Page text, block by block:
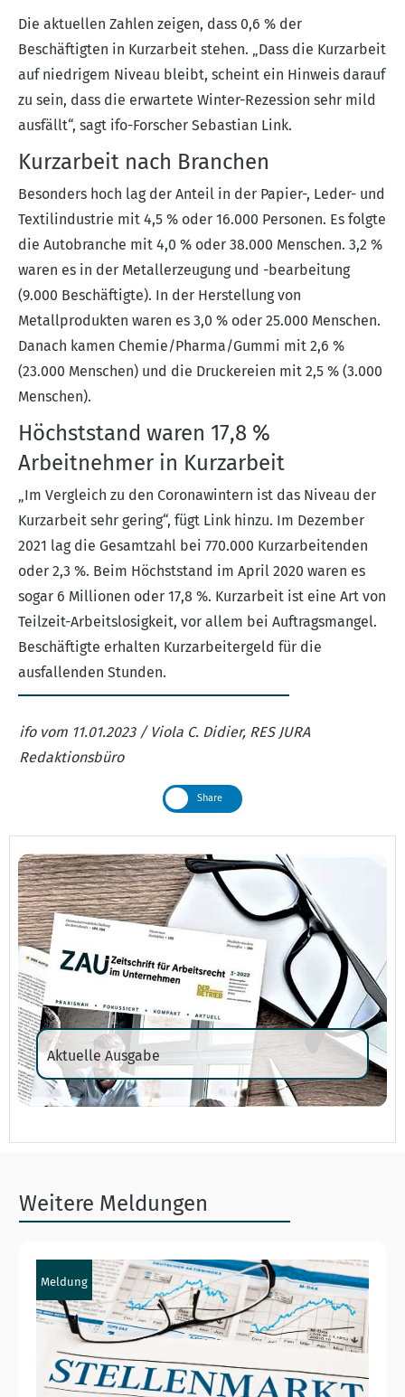
Die aktuellen Zahlen zeigen, dass 0,6 % der
Beschäftigten in Kurzarbeit stehen. „Dass die Kurzarbeit
auf niedrigem Niveau bleibt, scheint ein Hinweis darauf
zu sein, dass die erwartete Winter-Rezession sehr mild
ausfällt“, sagt ifo-Forscher Sebastian Link.
Kurzarbeit nach Branchen
Besonders hoch lag der Anteil in der Papier-, Leder- und
Textilindustrie mit 4,5 % oder 16.000 Personen. Es folgte
die Autobranche mit 4,0 % oder 38.000 Menschen. 3,2 %
waren es in der Metallerzeugung und -bearbeitung
(9.000 Beschäftigte). In der Herstellung von
Metallprodukten waren es 3,0 % oder 25.000 Menschen.
Danach kamen Chemie/Pharma/Gummi mit 2,6 %
(23.000 Menschen) und die Druckereien mit 2,5 % (3.000
Menschen).
Höchststand waren 17,8 %
Arbeitnehmer in Kurzarbeit
„Im Vergleich zu den Coronawintern ist das Niveau der
Kurzarbeit sehr gering“, fügt Link hinzu. Im Dezember
2021 lag die Gesamtzahl bei 770.000 Kurzarbeitenden
oder 2,3 %. Beim Höchststand im April 2020 waren es
sogar 6 Millionen oder 17,8 %. Kurzarbeit ist eine Art von
Teilzeit-Arbeitslosigkeit, vor allem bei Auftragsmangel.
Beschäftigte erhalten Kurzarbeitergeld für die
ausfallenden Stunden.
ifo vom 11.01.2023 / Viola C. Didier, RES JURA
Redaktionsbüro
Share
Aktuelle Ausgabe
Weitere Meldungen
Meldung